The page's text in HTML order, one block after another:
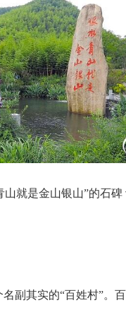
就是金山银山”的石碑
其实的“百姓村”。